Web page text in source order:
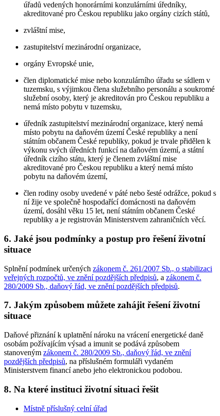
úřadů vedených honorárními konzulárními úředníky,
akreditované pro Českou republiku jako orgány cizích států,
zvláštní mise,
zastupitelství mezinárodní organizace,
orgány Evropské unie,
člen diplomatické mise nebo konzulárního úřadu se sídlem v
tuzemsku, s výjimkou člena služebního personálu a soukromé
služební osoby, který je akreditován pro Českou republiku a
nemá místo pobytu v tuzemsku,
úředník zastupitelství mezinárodní organizace, který nemá
místo pobytu na daňovém území České republiky a není
státním občanem České republiky, pokud je trvale přidělen k
výkonu svých úředních funkcí na daňovém území, a státní
úředník cizího státu, který je členem zvláštní mise
akreditované pro Českou republiku a který nemá místo
pobytu na daňovém území,
člen rodiny osoby uvedené v páté nebo šesté odrážce, pokud s
ní žije ve společně hospodařící domácnosti na daňovém
území, dosáhl věku 15 let, není státním občanem České
republiky a je registrován Ministerstvem zahraničních věcí.
6. Jaké jsou podmínky a postup pro řešení životní
situace
Splnění podmínek určených zákonem č. 261/2007 Sb., o stabilizaci
veřejných rozpočtů, ve znění pozdějších předpisů, a zákonem č.
280/2009 Sb., daňový řád, ve znění pozdějších předpisů.
7. Jakým způsobem můžete zahájit řešení životní
situace
Daňové přiznání k uplatnění nároku na vrácení energetické daně
osobám požívajícím výsad a imunit se podává způsobem
stanoveným zákonem č. 280/2009 Sb., daňový řád, ve znění
pozdějších předpisů, na příslušném formuláři vydaném
Ministerstvem financí anebo jeho elektronickou podobou.
8. Na které instituci životní situaci řešit
Místně příslušný celní úřad